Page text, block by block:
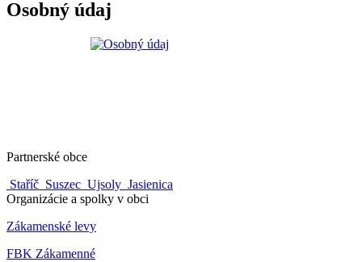
Osobný údaj
Partnerské obce
Staříč Suszec Ujsoly Jasienica
Organizácie a spolky v obci
Zákamenské levy
FBK Zákamenné